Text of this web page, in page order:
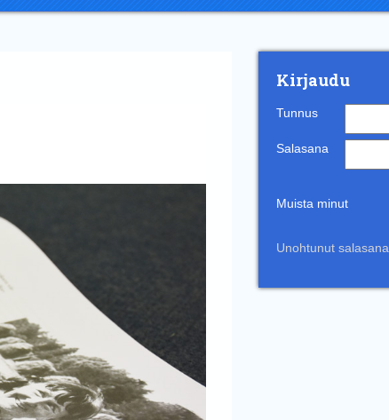
Kirjaudu
Tunnus
Salasana
Muista minut
Unohtunut salasana